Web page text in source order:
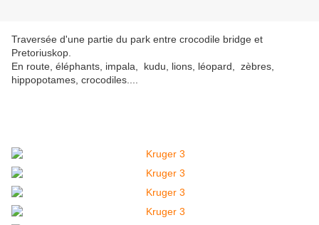
Traversée d'une partie du park entre crocodile bridge et
Pretoriuskop.
En route, éléphants, impala, kudu, lions, léopard, zèbres,
hippopotames, crocodiles....